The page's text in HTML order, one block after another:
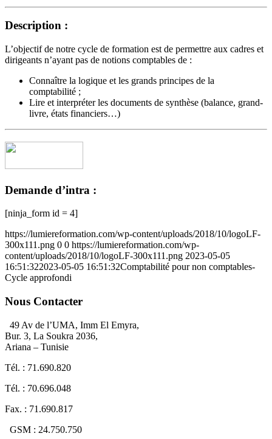
Description :
L’objectif de notre cycle de formation est de permettre aux cadres et
dirigeants n’ayant pas de notions comptables de :
Connaître la logique et les grands principes de la
comptabilité ;
Lire et interpréter les documents de synthèse (balance, grand-
livre, états financiers…)
Demande d’intra :
[ninja_form id = 4]
https://lumiereformation.com/wp-content/uploads/2018/10/logoLF-
300x111.png 0 0 https://lumiereformation.com/wp-
content/uploads/2018/10/logoLF-300x111.png 2023-05-05
16:51:322023-05-05 16:51:32Comptabilité pour non comptables-
Cycle approfondi
Nous Contacter
49 Av de l’UMA, Imm El Emyra,
Bur. 3, La Soukra 2036,
Ariana – Tunisie
Tél. : 71.690.820
Tél. : 70.696.048
Fax. : 71.690.817
GSM : 24.750.750